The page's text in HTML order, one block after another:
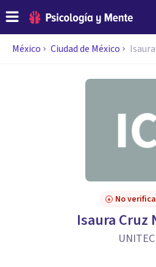
México Ciudad de México
No
Isaura Cruz
UNITEC